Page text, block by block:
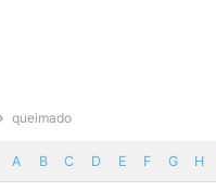
queimado
A B C D E F G H